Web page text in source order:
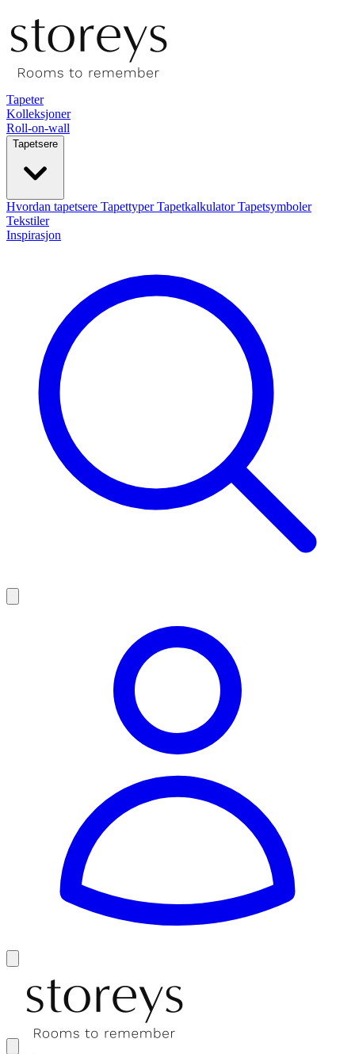
Tapeter
Kolleksjoner
Roll-on-wall
Tapetsere
Hvordan tapetsere TapettyperTapetkalkulatorTapetsymboler
Tekstiler
Inspirasjon